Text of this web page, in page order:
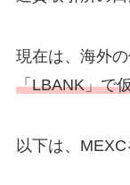
現在は、海外
「LBANK」で
以下は、